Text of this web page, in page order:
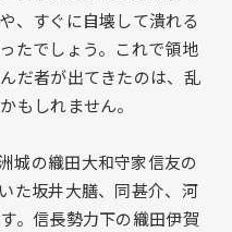
、すぐに自壊して潰れる
たでしょう。これで領地
だ者が出てきたのは、乱
もしれません。
城の織田大和守家信友の
た坂井大膳、同甚介、河
。信長勢力下の織田伊賀